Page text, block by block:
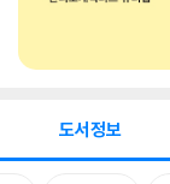
도서정보